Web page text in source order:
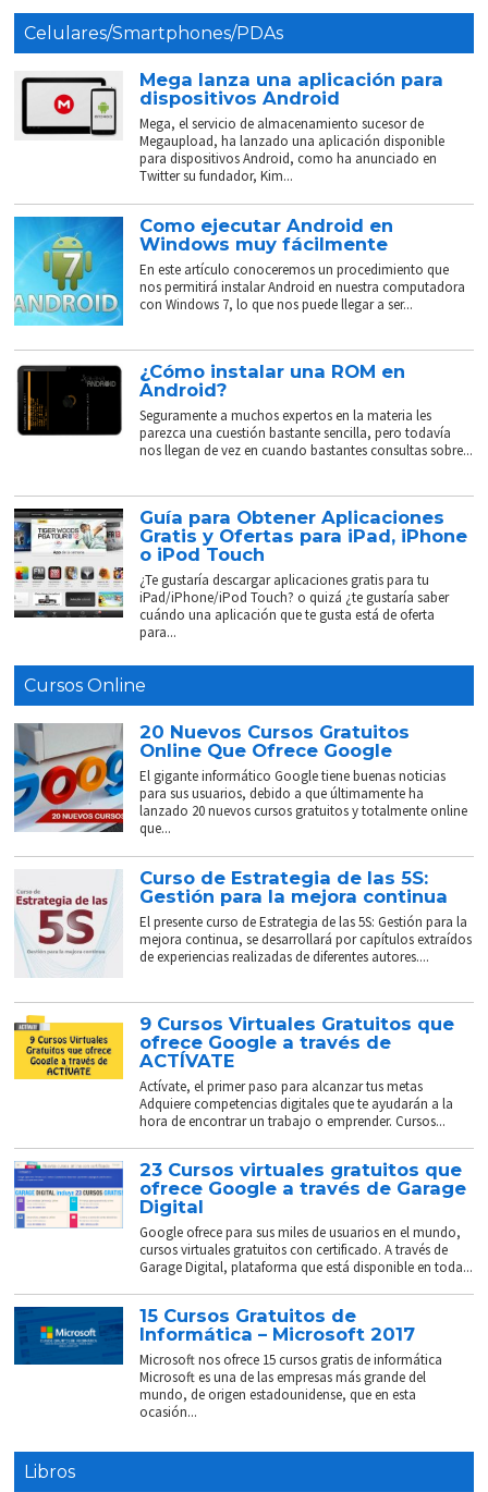
Celulares/Smartphones/PDAs
Mega lanza una aplicación para
dispositivos Android
Mega, el servicio de almacenamiento sucesor de
Megaupload, ha lanzado una aplicación disponible
para dispositivos Android, como ha anunciado en
Twitter su fundador, Kim...
Como ejecutar Android en
Windows muy fácilmente
En este artículo conoceremos un procedimiento que
nos permitirá instalar Android en nuestra computadora
con Windows 7, lo que nos puede llegar a ser...
¿Cómo instalar una ROM en
Android?
Seguramente a muchos expertos en la materia les
parezca una cuestión bastante sencilla, pero todavía
nos llegan de vez en cuando bastantes consultas sobre...
Guía para Obtener Aplicaciones
Gratis y Ofertas para iPad, iPhone
o iPod Touch
¿Te gustaría descargar aplicaciones gratis para tu
iPad/iPhone/iPod Touch? o quizá ¿te gustaría saber
cuándo una aplicación que te gusta está de oferta
para...
Cursos Online
20 Nuevos Cursos Gratuitos
Online Que Ofrece Google
El gigante informático Google tiene buenas noticias
para sus usuarios, debido a que últimamente ha
lanzado 20 nuevos cursos gratuitos y totalmente online
que...
Curso de Estrategia de las 5S:
Gestión para la mejora continua
El presente curso de Estrategia de las 5S: Gestión para la
mejora continua, se desarrollará por capítulos extraídos
de experiencias realizadas de diferentes autores....
9 Cursos Virtuales Gratuitos que
ofrece Google a través de
ACTÍVATE
Actívate, el primer paso para alcanzar tus metas
Adquiere competencias digitales que te ayudarán a la
hora de encontrar un trabajo o emprender. Cursos...
23 Cursos virtuales gratuitos que
ofrece Google a través de Garage
Digital
Google ofrece para sus miles de usuarios en el mundo,
cursos virtuales gratuitos con certificado. A través de
Garage Digital, plataforma que está disponible en toda...
15 Cursos Gratuitos de
Informática – Microsoft 2017
Microsoft nos ofrece 15 cursos gratis de informática
Microsoft es una de las empresas más grande del
mundo, de origen estadounidense, que en esta
ocasión...
Libros